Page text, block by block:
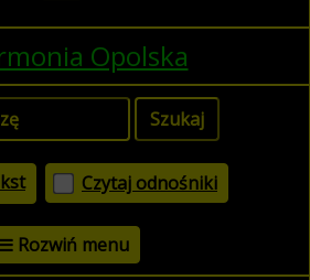
Opolska
Czytaj odnośniki
Rozwiń menu